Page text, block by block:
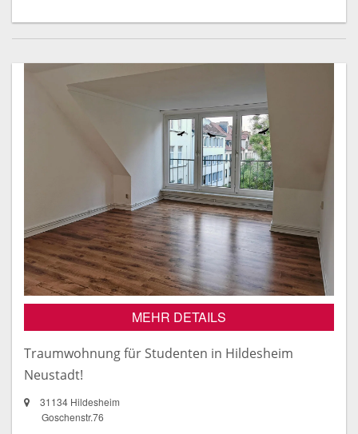
MEHR DETAILS
Traumwohnung für Studenten in Hildesheim
Neustadt!
31134 Hildesheim
Goschenstr.76